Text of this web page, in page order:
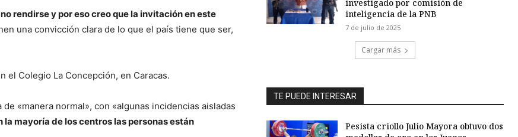
rendirse y por eso creo que la invitación en este
una convicción clara de lo que el país tiene que ser,
el Colegio La Concepción, en Caracas.
«manera normal», con «algunas incidencias aisladas
la mayoría de los centros las personas están
investigado por comisión de
inteligencia de la PNB
7 de julio de 2025
Cargar más
TE PUEDE INTERESAR
Pesista criollo Julio Mayora obtuvo dos